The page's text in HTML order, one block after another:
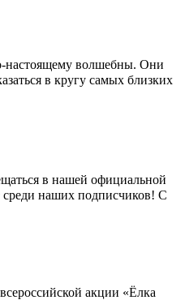
настоящему волшебны. Они
в кругу самых близких
в нашей официальной
среди наших подписчиков! С
акции «Ёлка